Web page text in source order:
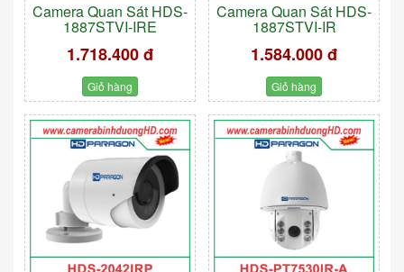
Camera Quan Sát HDS-
1887STVI-IRE
1.718.400 đ
Giỏ hàng
Camera Quan Sát HDS-
1887STVI-IR
1.584.000 đ
Giỏ hàng